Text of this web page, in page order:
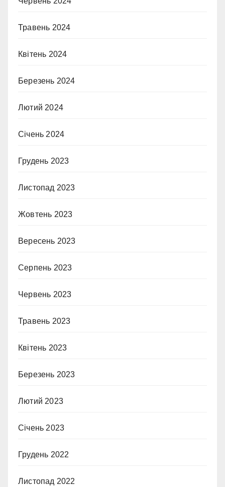
Травень 2024
Квітень 2024
Березень 2024
Лютий 2024
Січень 2024
Грудень 2023
Листопад 2023
Жовтень 2023
Вересень 2023
Серпень 2023
Червень 2023
Травень 2023
Квітень 2023
Березень 2023
Лютий 2023
Січень 2023
Грудень 2022
Листопад 2022